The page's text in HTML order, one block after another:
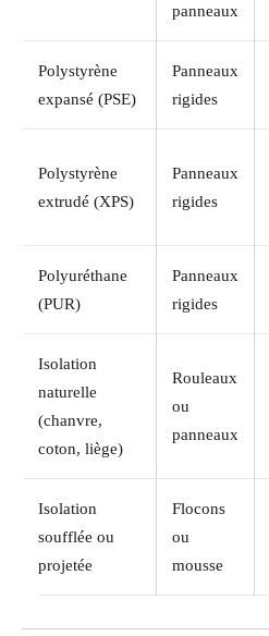
panneaux
Polystyrène
expansé (PSE)
Panneaux
rigides
Polystyrène
extrudé (XPS)
Panneaux
rigides
Polyuréthane
(PUR)
Panneaux
rigides
Isolation
naturelle
(chanvre,
coton, liège)
Rouleaux
ou
panneaux
Isolation
soufflée ou
projetée
Flocons
ou
mousse